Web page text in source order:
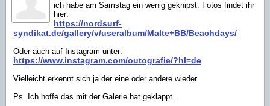
ich habe am Samstag ein wenig geknipst. Fotos findet ihr
hier:
https://nordsurf-
syndikat.de/gallery/v/useralbum/Malte+BB/Beachdays/
Oder auch auf Instagram unter:
https://www.instagram.com/outografie/?hl=de
Vielleicht erkennt sich ja der eine oder andere wieder
Ps. Ich hoffe das mit der Galerie hat geklappt.